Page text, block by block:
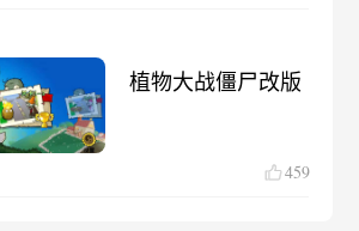
植物大战僵尸改版
459